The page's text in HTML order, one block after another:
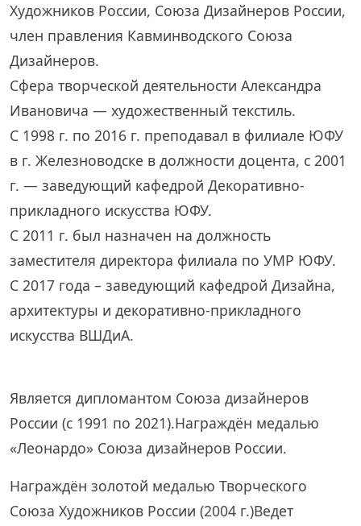
Художников России, Союза Дизайнеров России,
член правления Кавминводского Союза
Дизайнеров.
Сфера творческой деятельности Александра
Ивановича — художественный текстиль.
С 1998 г. по 2016 г. преподавал в филиале ЮФУ
в г. Железноводске в должности доцента, с 2001
г. — заведующий кафедрой Декоративно-
прикладного искусства ЮФУ.
С 2011 г. был назначен на должность
заместителя директора филиала по УМР ЮФУ.
С 2017 года – заведующий кафедрой Дизайна,
архитектуры и декоративно-прикладного
искусства ВШДиА.
Является дипломантом Союза дизайнеров
России (с 1991 по 2021).Награждён медалью
«Леонардо» Союза дизайнеров России.
Награждён золотой медалью Творческого
Союза Художников России (2004 г.)Ведет